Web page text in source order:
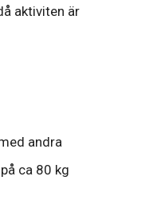
aktiviten är
andra
ca 80 kg